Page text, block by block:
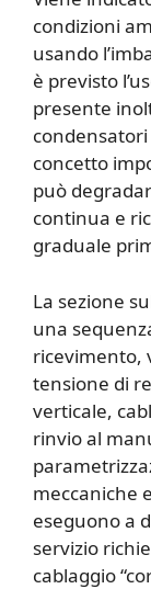
condizioni
usando
è previsto
presente
concetto
può
continua e
graduale
La sezione
una
ricevimento,
tensione di
verticale,
rinvio al
meccaniche
eseguono a
servizio
cablaggio